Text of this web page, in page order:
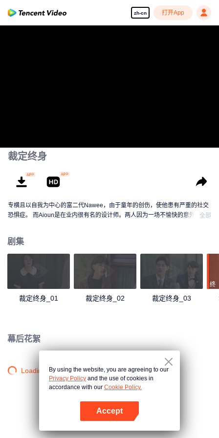
zh-cn 打开App
裁定终身
专横且以自我为中心的富二代Nawee，由于童年的创伤，使他患有严重的社交
恐惧症。 而Aioun是在业内很有名的设计师。两人因为一场不愉快的意外相全部
剧集
裁定终身_01 裁定终身_02 裁定终身_03
终
幕后花絮
Loading…By using the website, you are agreeing to our
Privacy Policy and the use of cookies in
accordance with our Cookie Policy.
Accept